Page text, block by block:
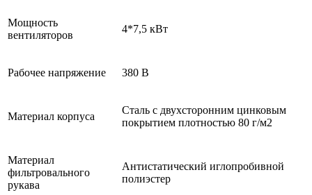
Мощность
вентиляторов
4*7,5 кВт
Рабочее напряжение 380 В
Материал корпуса
Сталь с двухсторонним цинковым
покрытием плотностью 80 г/м2
Материал
фильтровального
рукава
Антистатический иглопробивной
полиэстер